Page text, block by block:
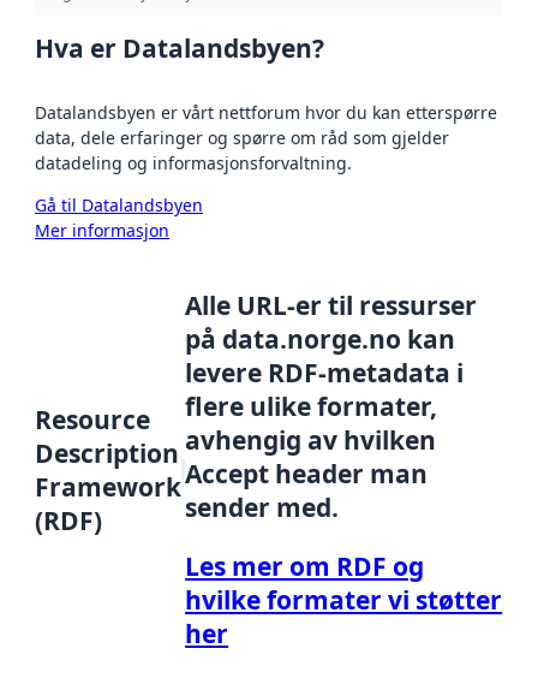
Hva er Datalandsbyen?
Datalandsbyen er vårt nettforum hvor du kan etterspørre
data, dele erfaringer og spørre om råd som gjelder
datadeling og informasjonsforvaltning.
Gå til Datalandsbyen
Mer informasjon
Resource
Description
Framework
(RDF)
Alle URL-er til ressurser
på data.norge.no kan
levere RDF-metadata i
flere ulike formater,
avhengig av hvilken
Accept header man
sender med.
Les mer om RDF og
hvilke formater vi støtter
her